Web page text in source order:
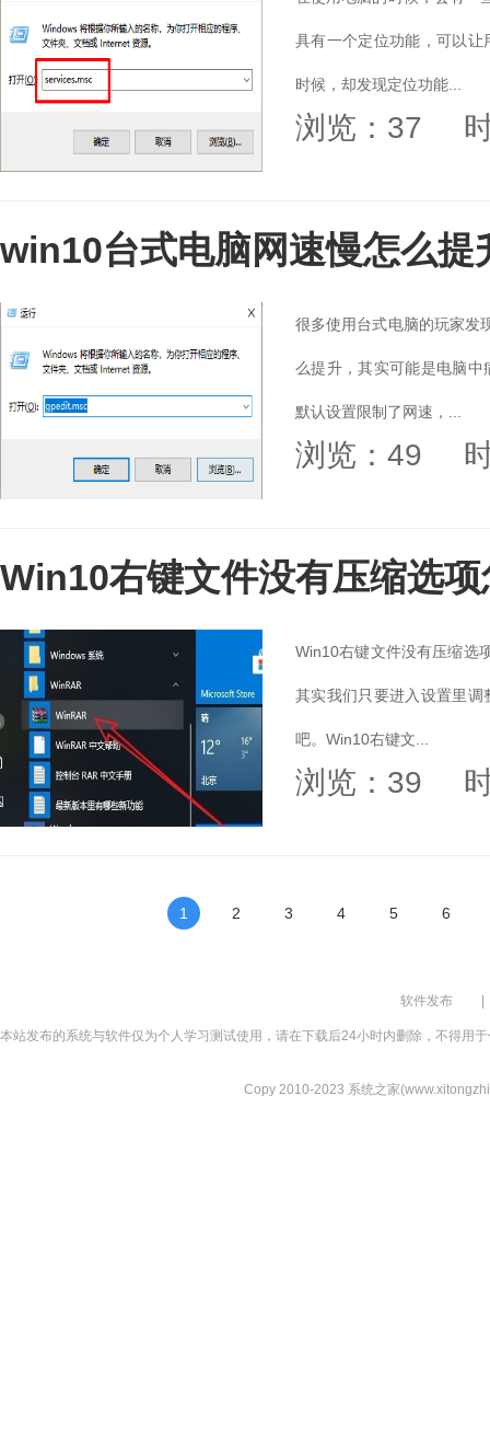
具有一个定位功能，可以
时候，却发现定位功能...
浏览：37
win10台式电脑网速慢怎么提
很多使用台式电脑的玩家发
么提升，其实可能是电脑
默认设置限制了网速，...
浏览：49
Win10右键文件没有压缩选
Win10右键文件没有压缩选
其实我们只要进入设置里
吧。Win10右键文...
浏览：39
1 2 3 4 5 6
软件发布
本站发布的系统与软件仅为个人学习测试使用，请在下载后24小时内删除，不得用
Copy 2010-2023 系统之家